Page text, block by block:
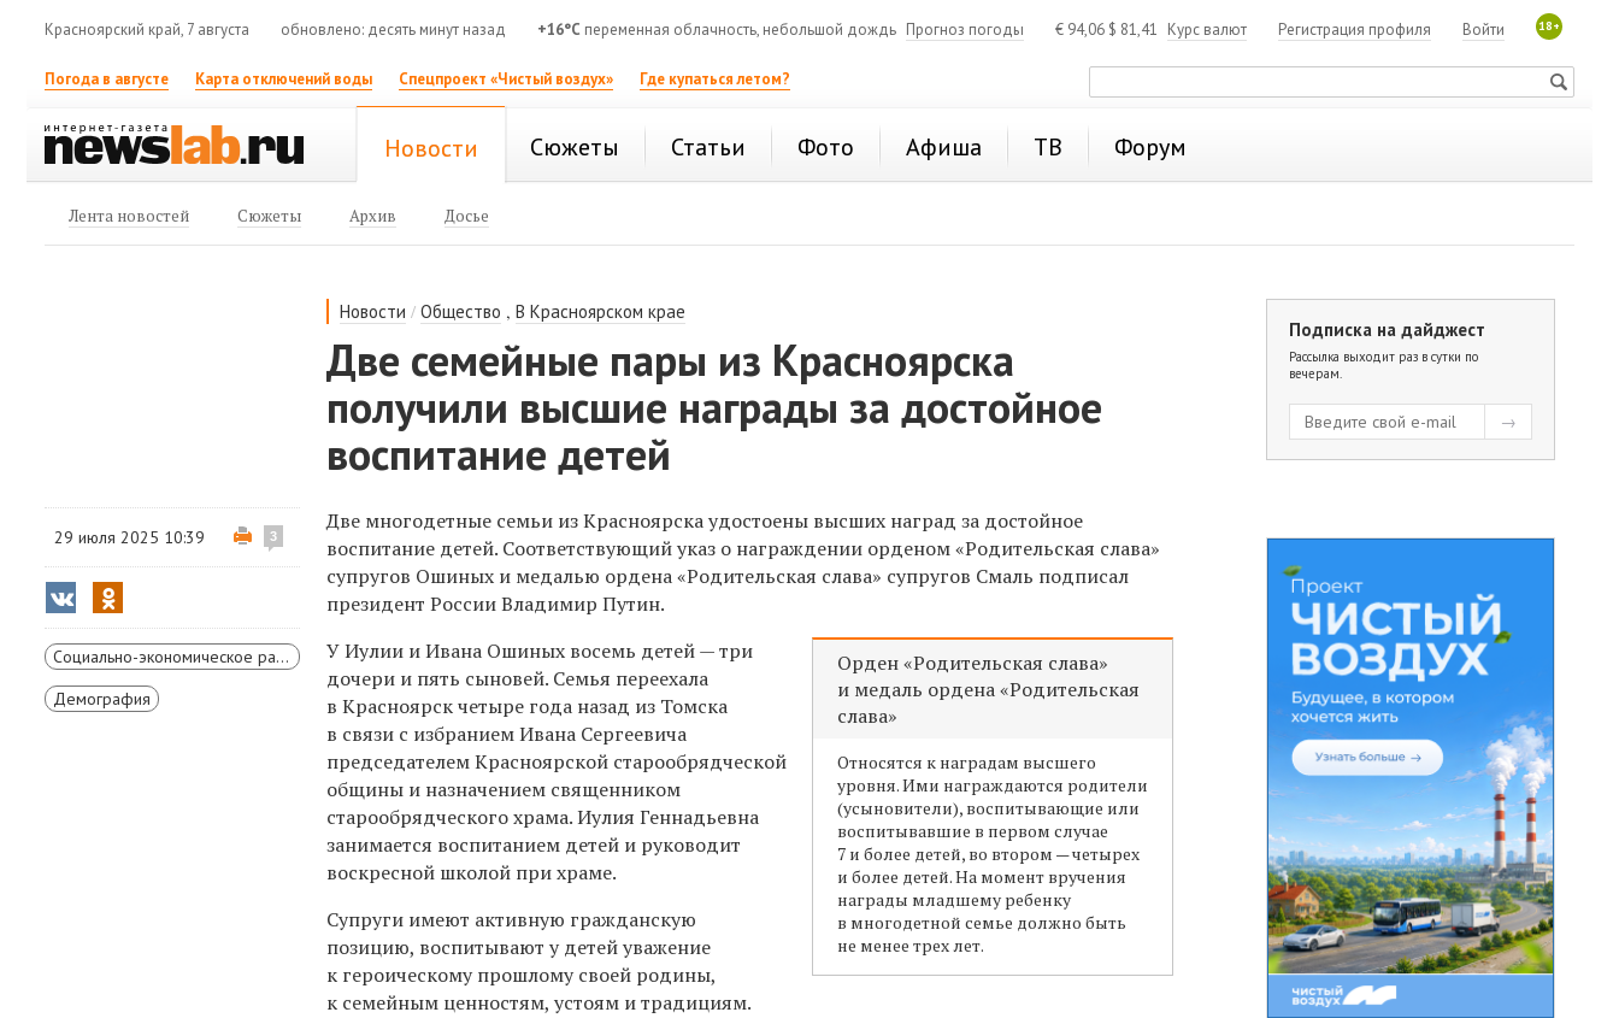
Красноярский край, 7 августа обновлено: десять минут назад +16°C переменная облачность, небольшой дождь Прогноз погоды € 94,06 $ 81,41 Курс валют 18+
Войти
Регистрация профиля
Погода в августе Карта отключений воды Спецпроект «Чистый воздух» Где купаться летом?
Новости Сюжеты Статьи Фото Афиша ТВ Форум
Лента новостей Сюжеты Архив Досье
Новости /Общество ,В Красноярском крае
Две семейные пары из Красноярска
получили высшие награды за достойное
воспитание детей
29 июля 2025 10:39 3
Социально-экономическое развитие Красноярского края
Демография
Две многодетные семьи из Красноярска удостоены высших наград за достойное
воспитание детей. Соответствующий указ о награждении орденом «Родительская слава»
супругов Ошиных и медалью ордена «Родительская слава» супругов Смаль подписал
президент России Владимир Путин.
Орден «Родительская слава»
и медаль ордена «Родительская
слава»
Относятся к наградам высшего
уровня. Ими награждаются родители
(усыновители), воспитывающие или
воспитывавшие в первом случае
7 и более детей, во втором — четырех
и более детей. На момент вручения
награды младшему ребенку
в многодетной семье должно быть
не менее трех лет.
У Иулии и Ивана Ошиных восемь детей — три
дочери и пять сыновей. Семья переехала
в Красноярск четыре года назад из Томска
в связи с избранием Ивана Сергеевича
председателем Красноярской старообрядческой
общины и назначением священником
старообрядческого храма. Иулия Геннадьевна
занимается воспитанием детей и руководит
воскресной школой при храме.
Супруги имеют активную гражданскую
позицию, воспитывают у детей уважение
к героическому прошлому своей родины,
к семейным ценностям, устоям и традициям.
Подписка на дайджест
Рассылка выходит раз в сутки по
вечерам.